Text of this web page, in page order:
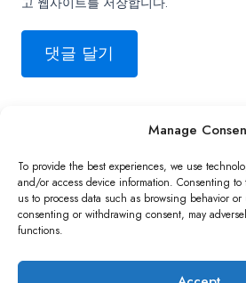
Manage
To provide the best experiences, we use
and/or access device information. Consenting
us to process data such as browsing behavior
consenting or withdrawing consent, may
functions.